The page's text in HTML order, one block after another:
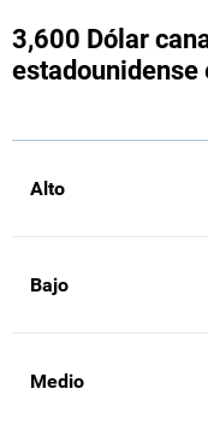
3,600 Dólar
Alto
Bajo
Medio